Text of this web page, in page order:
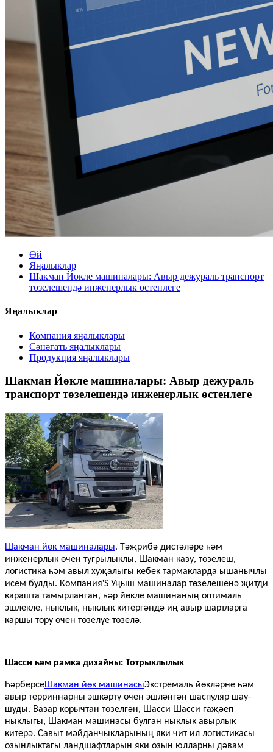
Өй
Яңалыклар
Шакман Йөкле машиналары: Авыр дежураль транспорт
төзелешендә инженерлык өстенлеге
Яңалыклар
Компания яңалыклары
Сәнәгать яңалыклары
Продукция яңалыклары
Шакман Йөкле машиналары: Авыр дежураль
транспорт төзелешендә инженерлык өстенлеге
Шакман йөк машиналары. Тәҗрибә дистәләре һәм
инженерлык өчен тугрылыклы, Шакман казу, төзелеш,
логистика һәм авыл хуҗалыгы кебек тармакларда ышанычлы
исем булды. Компания'S Уңыш машиналар төзелешенә җитди
карашта тамырланган, һәр йөкле машинаның оптималь
эшлекле, ныклык, ныклык китергәндә иң авыр шартларга
каршы тору өчен төзелүе төзелә.
Шасси һәм рамка дизайны: Тотрыклылык
ҺәрберсеШакман йөк машинасыЭкстремаль йөкләрне һәм
авыр терриннарны эшкәртү өчен эшләнгән шаспуляр шау-
шуды. Вазар корычтан төзелгән, Шасси Шасси гаҗәеп
ныклыгы, Шакман машинасы булган ныклык авырлык
китерә. Савыт мәйданчыкларының яки ​​чит ил логистикасы
озынлыктагы ландшафтларын яки озын юлларны дәвам